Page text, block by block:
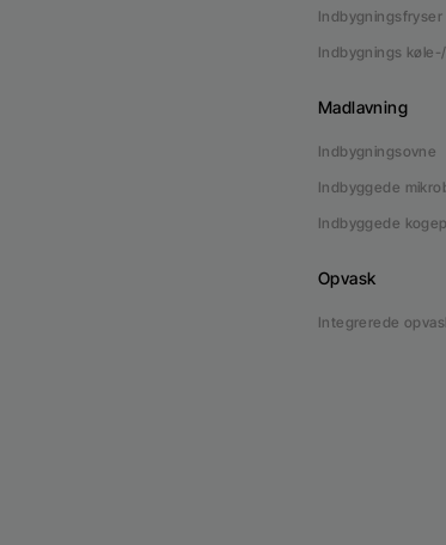
Indbygningsfryser
Indbygnings
Madlavning
Indbygningsovne
Indbyggede
Indbyggede
Opvask
Integrerede